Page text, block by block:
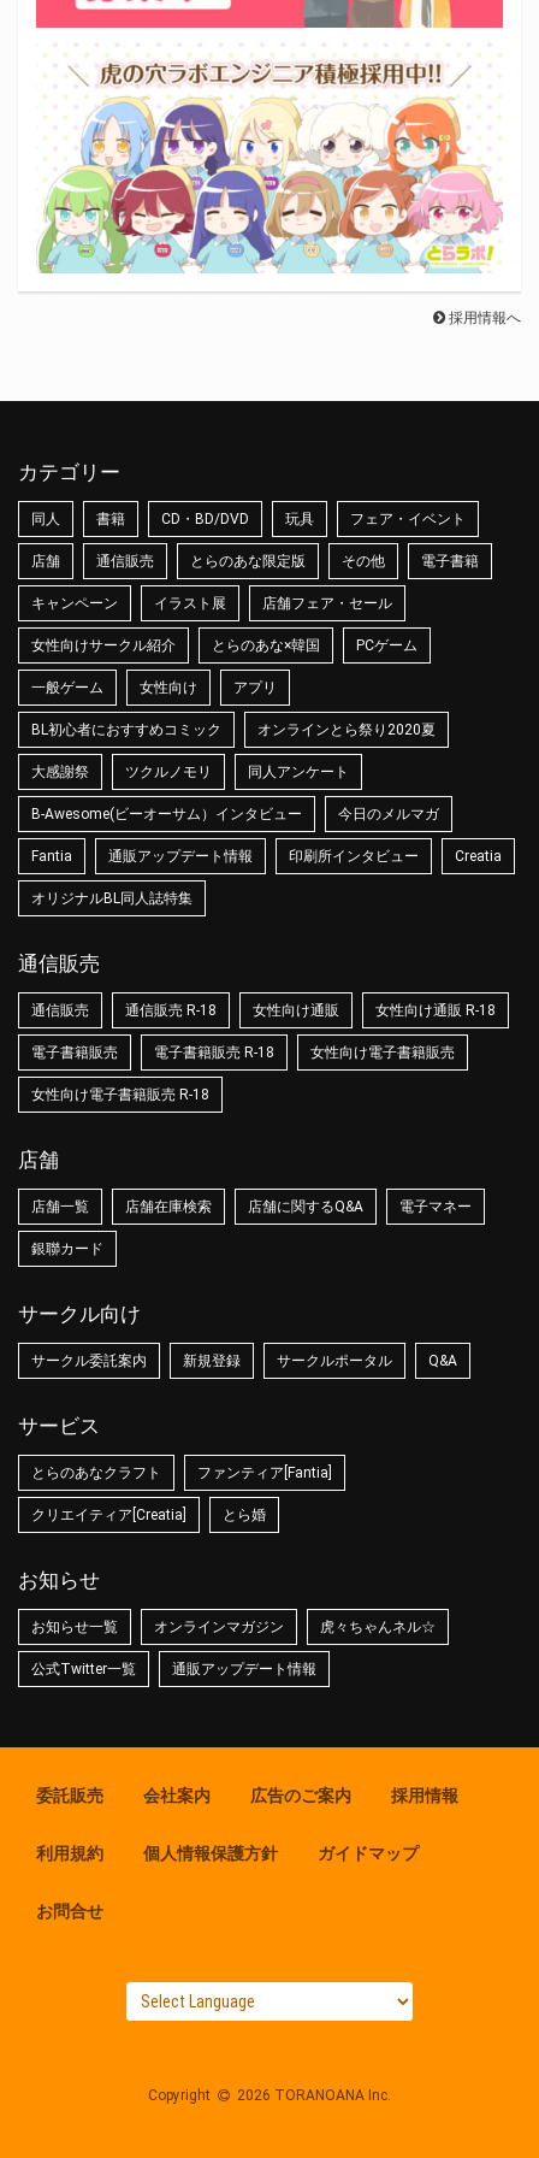
採用情報へ
カテゴリー
同人 書籍 CD・BD/DVD 玩具 フェア・イベント
店舗 通信販売 とらのあな限定版 その他 電子書籍
キャンペーン イラスト展 店舗フェア・セール
女性向けサークル紹介 とらのあな×韓国 PCゲーム
一般ゲーム 女性向け アプリ
BL初心者におすすめコミック オンラインとら祭り2020夏
大感謝祭 ツクルノモリ 同人アンケート
B-Awesome(ビーオーサム）インタビュー 今日のメルマガ
Fantia 通販アップデート情報 印刷所インタビュー Creatia
オリジナルBL同人誌特集
通信販売
通信販売 通信販売 R-18 女性向け通販 女性向け通販 R-18
電子書籍販売 電子書籍販売 R-18 女性向け電子書籍販売
女性向け電子書籍販売 R-18
店舗
店舗一覧 店舗在庫検索 店舗に関するQ&A 電子マネー
銀聯カード
サークル向け
サークル委託案内 新規登録 サークルポータル Q&A
サービス
とらのあなクラフト ファンティア[Fantia]
クリエイティア[Creatia] とら婚
お知らせ
お知らせ一覧 オンラインマガジン 虎々ちゃんネル☆
公式Twitter一覧 通販アップデート情報
委託販売 会社案内 広告のご案内 採用情報
利用規約 個人情報保護方針 ガイドマップ
お問合せ
Copyright 2026 TORANOANA Inc.